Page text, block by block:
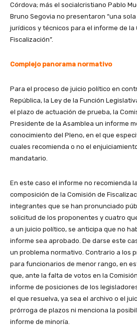
Córdova; más el socialcristiano Pablo
Bruno Segovia no presentaron “una
jurídicos y técnicos para el informe de la
Fiscalización”.
Complejo panorama normativo
Para el proceso de juicio político en
República, la Ley de la Función
el plazo de actuación de prueba, la
Presidente de la Asamblea un informe
conocimiento del Pleno, en el que
cuales recomienda o no el
mandatario.
En este caso el informe no recomienda
composición de la Comisión de
integrantes que se han pronunciado
solicitud de los proponentes y cuatro
a un juicio político, se anticipa que no
informe sea aprobado. De darse este
un problema normativo. Contrario a los
para funcionarios de menor rango, en
que, ante la falta de votos en la
informe de posiciones de los
el que resuelva, ya sea el archivo o el
prórroga de plazos ni menciona la
informe de minoría.